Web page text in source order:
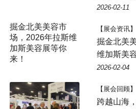
2026-02-11
掘金北美美容市
场，2026年拉斯维
加斯美容展等你
来！
【展会资讯】
掘金北美
维加斯美
2026-02-04
【展会回顾
跨越山海